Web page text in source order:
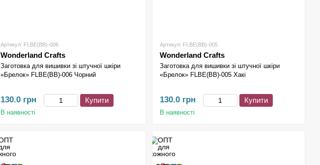
Артикул: FLBE(BB)-006
Wonderland Crafts
Заготовка для вишивки зі штучної шкіри
«Брелок» FLBE(BB)-006 Чорний
130.0 грн Купити
В наявності
Артикул: FLBE(BB)-005
Wonderland Crafts
Заготовка для вишивки зі штучної шкіри
«Брелок» FLBE(BB)-005 Хакі
130.0 грн Купити
В наявності